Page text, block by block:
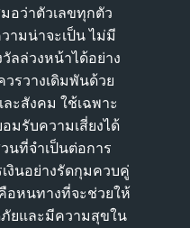
มอว่าตัวเลขทุกตัว
ามน่าจะเป็น ไม่มี
ลล่วงหน้าได้อย่าง
รวางเดิมพันด้วย
ะสังคม ใช้เฉพาะ
มรับความเสี่ยงได้
นที่จำเป็นต่อการ
งินอย่างรัดกุมควบคู่
หนทางที่จะช่วยให้
ยและมีความสุขใน